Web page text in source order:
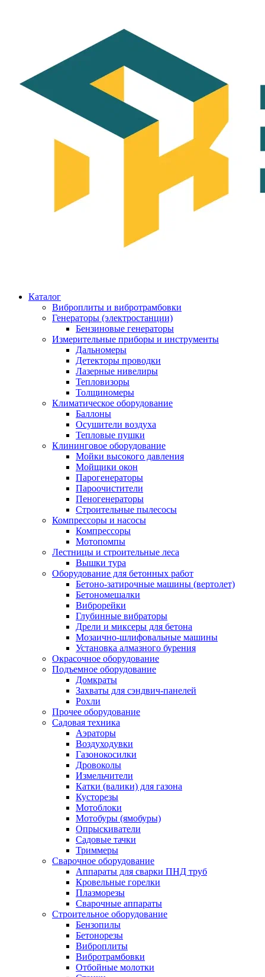
Каталог
Виброплиты и вибротрамбовки
Генераторы (электростанции)
Бензиновые генераторы
Измерительные приборы и инструменты
Дальномеры
Детекторы проводки
Лазерные нивелиры
Тепловизоры
Толщиномеры
Климатическое оборудование
Баллоны
Осушители воздуха
Тепловые пушки
Клининговое оборудование
Мойки высокого давления
Мойщики окон
Парогенераторы
Пароочистители
Пеногенераторы
Строительные пылесосы
Компрессоры и насосы
Компрессоры
Мотопомпы
Лестницы и строительные леса
Вышки тура
Оборудование для бетонных работ
Бетоно-затирочные машины (вертолет)
Бетономешалки
Виброрейки
Глубинные вибраторы
Дрели и миксеры для бетона
Мозаично-шлифовальные машины
Установка алмазного бурения
Окрасочное оборудование
Подъемное оборудование
Домкраты
Захваты для сэндвич-панелей
Рохли
Прочее оборудование
Садовая техника
Аэраторы
Воздуходувки
Газонокосилки
Дровоколы
Измельчители
Катки (валики) для газона
Кусторезы
Мотоблоки
Мотобуры (ямобуры)
Опрыскиватели
Садовые тачки
Триммеры
Сварочное оборудование
Аппараты для сварки ПНД труб
Кровельные горелки
Плазморезы
Сварочные аппараты
Строительное оборудование
Бензопилы
Бетонорезы
Виброплиты
Вибротрамбовки
Отбойные молотки